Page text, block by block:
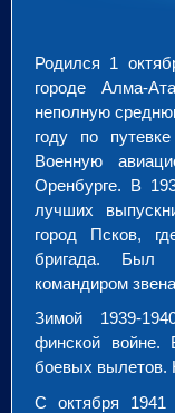
Родился 1
городе Алма-
неполную
году по
Военную
Оренбурге. В
лучших
город Псков,
бригада. Был
командиром
Зимой 1939-
финской
боевых вылетов.
С октября 1941